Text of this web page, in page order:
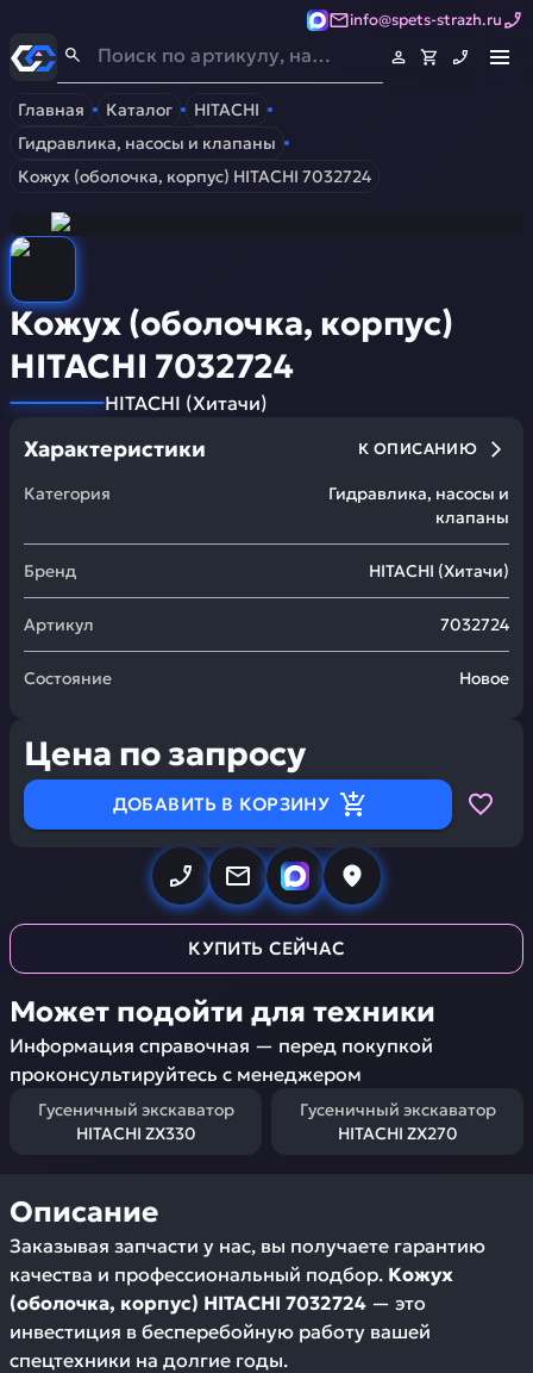
info@spets-strazh.ru
Спец-Страж- Запчасти для спецтехники
Главная Каталог
HITACHI
Гидравлика, насосы и клапаны
Кожух (оболочка, корпус) HITACHI 7032724
Кожух (оболочка, корпус)
HITACHI 7032724
HITACHI (Хитачи)
Характеристики К ОПИСАНИЮ
Категория
Гидравлика, насосы и
клапаны
Бренд HITACHI (Хитачи)
Артикул 7032724
Состояние Новое
Цена по запросу
ДОБАВИТЬ В КОРЗИНУ
КУПИТЬ СЕЙЧАС
Может подойти для техники
Информация справочная — перед покупкой
проконсультируйтесь с менеджером
Гусеничный экскаватор
HITACHI ZX330
Гусеничный экскаватор
HITACHI ZX270
Описание
Заказывая запчасти у нас, вы получаете гарантию
качества и профессиональный подбор. Кожух
(оболочка, корпус) HITACHI 7032724 — это
инвестиция в бесперебойную работу вашей
спецтехники на долгие годы.